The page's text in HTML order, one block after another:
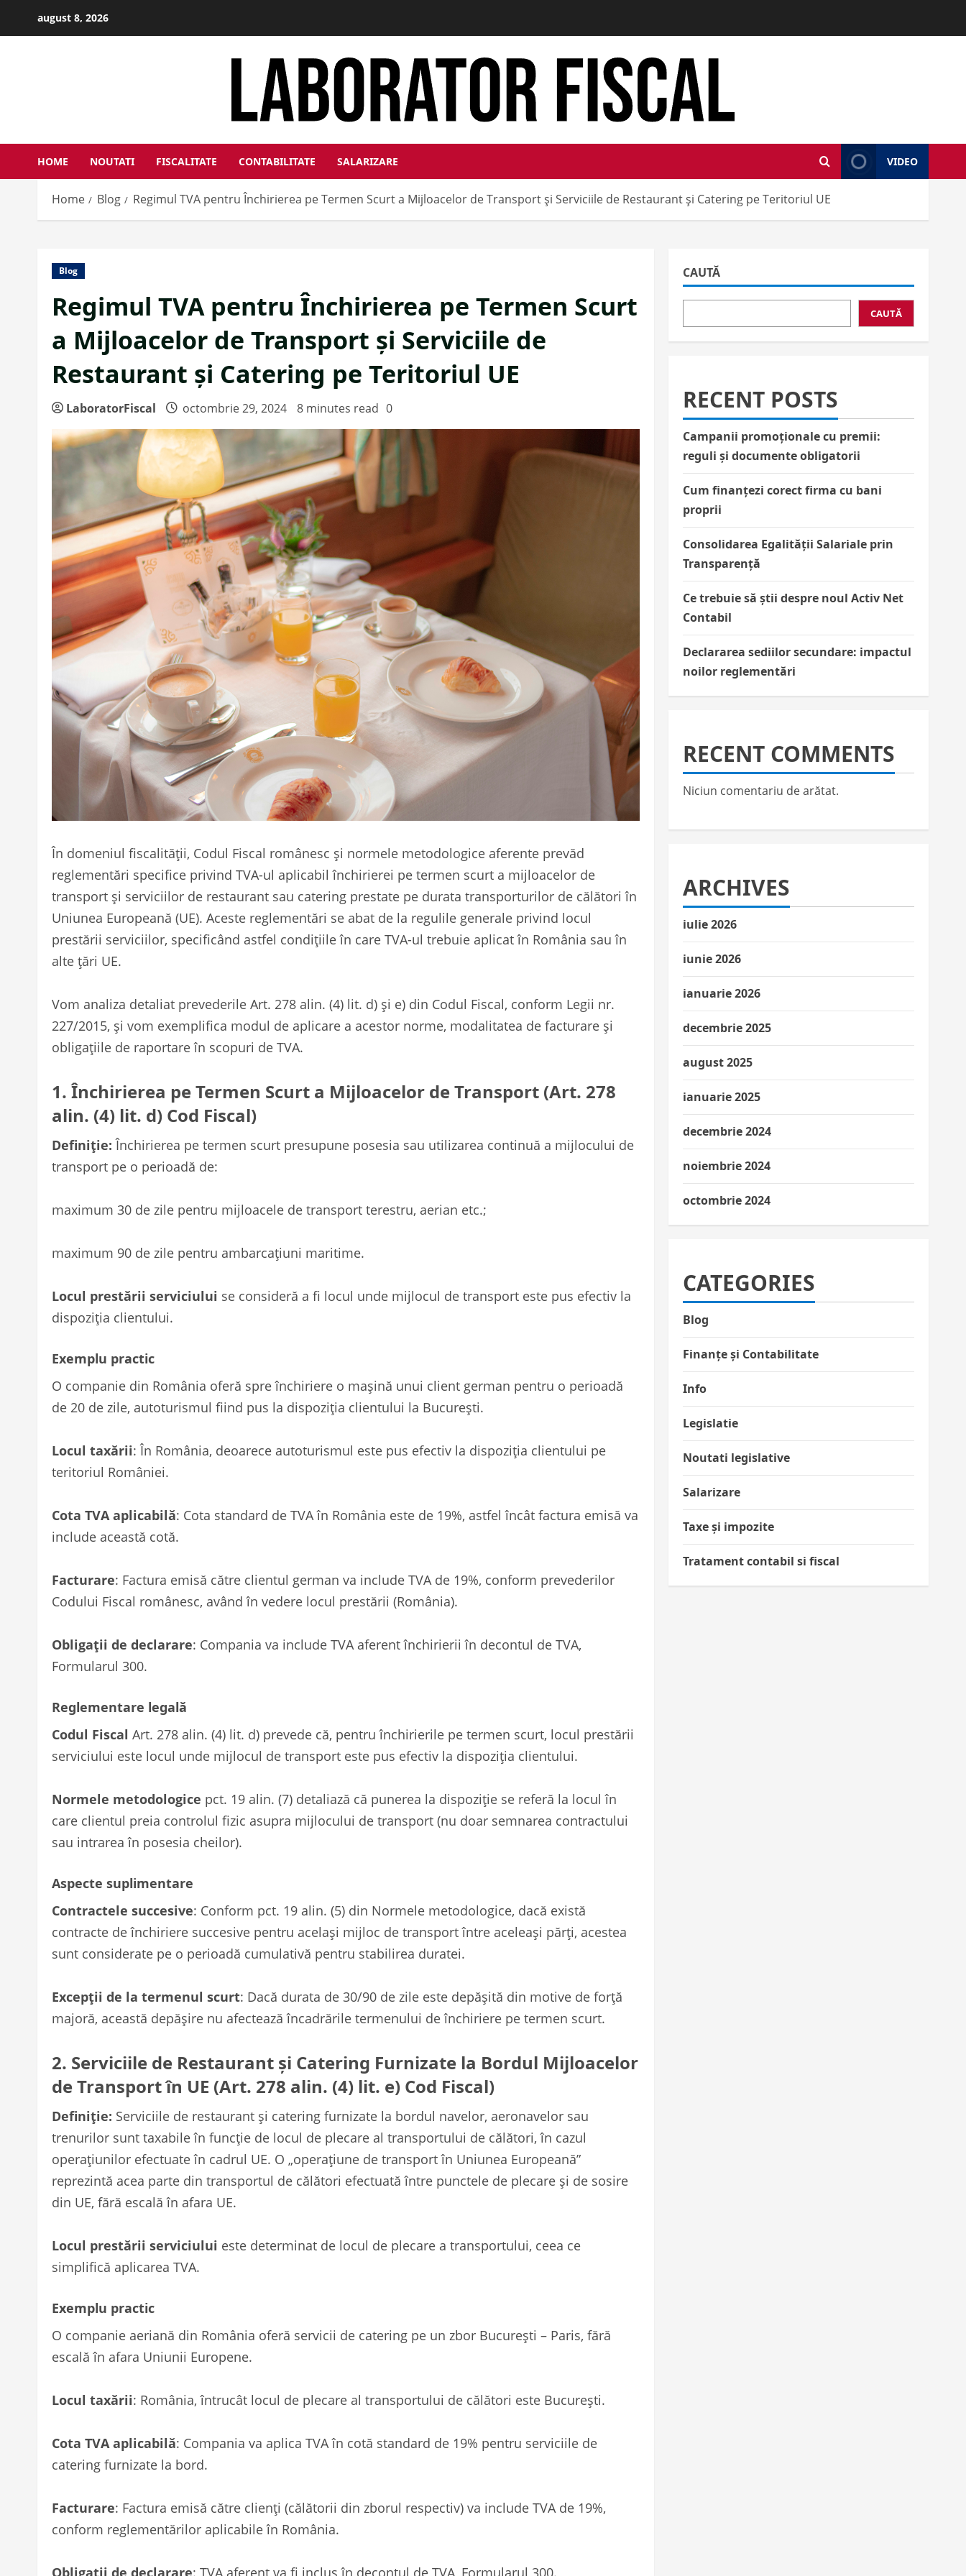
august 8, 2026
HOME NOUTATI FISCALITATE CONTABILITATE SALARIZARE VIDEO
Home Blog Regimul TVA pentru Închirierea pe Termen Scurt a Mijloacelor de Transport și Serviciile de Restaurant și Catering pe Teritoriul UE
Blog
Regimul TVA pentru Închirierea pe Termen Scurt
a Mijloacelor de Transport și Serviciile de
Restaurant și Catering pe Teritoriul UE
LaboratorFiscal octombrie 29, 2024 8 minutes read 0
În domeniul fiscalității, Codul Fiscal românesc și normele metodologice aferente prevăd
reglementări specifice privind TVA-ul aplicabil închirierei pe termen scurt a mijloacelor de
transport și serviciilor de restaurant sau catering prestate pe durata transporturilor de călători în
Uniunea Europeană (UE). Aceste reglementări se abat de la regulile generale privind locul
prestării serviciilor, specificând astfel condițiile în care TVA-ul trebuie aplicat în România sau în
alte țări UE.
Vom analiza detaliat prevederile Art. 278 alin. (4) lit. d) și e) din Codul Fiscal, conform Legii nr.
227/2015, și vom exemplifica modul de aplicare a acestor norme, modalitatea de facturare și
obligațiile de raportare în scopuri de TVA.
1. Închirierea pe Termen Scurt a Mijloacelor de Transport (Art. 278
alin. (4) lit. d) Cod Fiscal)
Definiție: Închirierea pe termen scurt presupune posesia sau utilizarea continuă a mijlocului de
transport pe o perioadă de:
maximum 30 de zile pentru mijloacele de transport terestru, aerian etc.;
maximum 90 de zile pentru ambarcațiuni maritime.
Locul prestării serviciului se consideră a fi locul unde mijlocul de transport este pus efectiv la
dispoziția clientului.
Exemplu practic
O companie din România oferă spre închiriere o mașină unui client german pentru o perioadă
de 20 de zile, autoturismul fiind pus la dispoziția clientului la București.
Locul taxării: În România, deoarece autoturismul este pus efectiv la dispoziția clientului pe
teritoriul României.
Cota TVA aplicabilă: Cota standard de TVA în România este de 19%, astfel încât factura emisă va
include această cotă.
Facturare: Factura emisă către clientul german va include TVA de 19%, conform prevederilor
Codului Fiscal românesc, având în vedere locul prestării (România).
Obligații de declarare: Compania va include TVA aferent închirierii în decontul de TVA,
Formularul 300.
Reglementare legală
Codul Fiscal Art. 278 alin. (4) lit. d) prevede că, pentru închirierile pe termen scurt, locul prestării
serviciului este locul unde mijlocul de transport este pus efectiv la dispoziția clientului.
Normele metodologice pct. 19 alin. (7) detaliază că punerea la dispoziție se referă la locul în
care clientul preia controlul fizic asupra mijlocului de transport (nu doar semnarea contractului
sau intrarea în posesia cheilor).
Aspecte suplimentare
Contractele succesive: Conform pct. 19 alin. (5) din Normele metodologice, dacă există
contracte de închiriere succesive pentru același mijloc de transport între aceleași părți, acestea
sunt considerate pe o perioadă cumulativă pentru stabilirea duratei.
Excepții de la termenul scurt: Dacă durata de 30/90 de zile este depășită din motive de forță
majoră, această depășire nu afectează încadrările termenului de închiriere pe termen scurt.
2. Serviciile de Restaurant și Catering Furnizate la Bordul Mijloacelor
de Transport în UE (Art. 278 alin. (4) lit. e) Cod Fiscal)
Definiție: Serviciile de restaurant și catering furnizate la bordul navelor, aeronavelor sau
trenurilor sunt taxabile în funcție de locul de plecare al transportului de călători, în cazul
operațiunilor efectuate în cadrul UE. O „operațiune de transport în Uniunea Europeană”
reprezintă acea parte din transportul de călători efectuată între punctele de plecare și de sosire
din UE, fără escală în afara UE.
Locul prestării serviciului este determinat de locul de plecare a transportului, ceea ce
simplifică aplicarea TVA.
Exemplu practic
O companie aeriană din România oferă servicii de catering pe un zbor București – Paris, fără
escală în afara Uniunii Europene.
Locul taxării: România, întrucât locul de plecare al transportului de călători este București.
Cota TVA aplicabilă: Compania va aplica TVA în cotă standard de 19% pentru serviciile de
catering furnizate la bord.
Facturare: Factura emisă către clienți (călătorii din zborul respectiv) va include TVA de 19%,
conform reglementărilor aplicabile în România.
CAUTĂ
CAUTĂ
RECENT POSTS
Campanii promoționale cu premii:
reguli și documente obligatorii
Cum finanțezi corect firma cu bani
proprii
Consolidarea Egalității Salariale prin
Transparență
Ce trebuie să știi despre noul Activ Net
Contabil
Declararea sediilor secundare: impactul
noilor reglementări
RECENT COMMENTS
Niciun comentariu de arătat.
ARCHIVES
iulie 2026
iunie 2026
ianuarie 2026
decembrie 2025
august 2025
ianuarie 2025
decembrie 2024
noiembrie 2024
octombrie 2024
CATEGORIES
Blog
Finanțe și Contabilitate
Info
Legislatie
Noutati legislative
Salarizare
Taxe și impozite
Tratament contabil si fiscal